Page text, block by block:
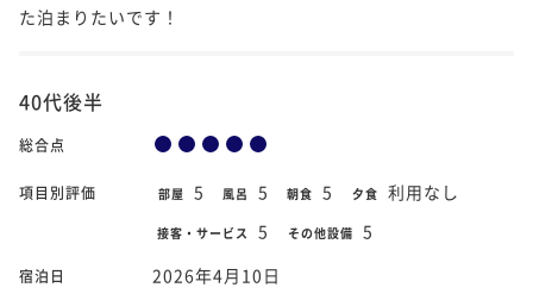
た泊まりたいです！
40代後半
総合点
項目別評価 部屋 5 風呂 5 朝食 5 夕食 利用なし
接客・サービス 5 その他設備 5
宿泊日 2026年4月10日